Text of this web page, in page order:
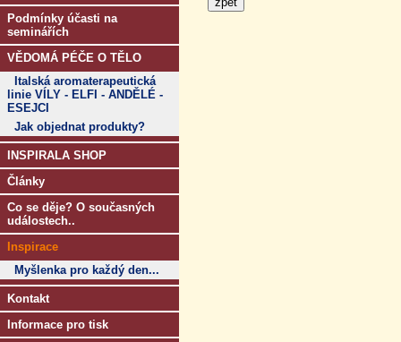
Podmínky účasti na
seminářích
VĚDOMÁ PÉČE O TĚLO
Italská aromaterapeutická
linie VÍLY - ELFI - ANDĚLÉ -
ESEJCI
Jak objednat produkty?
INSPIRALA SHOP
Články
Co se děje? O současných
událostech..
Inspirace
Myšlenka pro každý den...
Kontakt
Informace pro tisk